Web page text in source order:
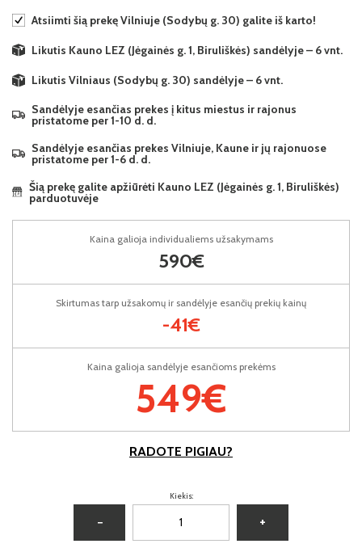
Atsiimti šią prekę Vilniuje (Sodybų g. 30) galite iš karto!
Likutis Kauno LEZ (Jėgainės g. 1, Biruliškės) sandėlyje – 6 vnt.
Likutis Vilniaus (Sodybų g. 30) sandėlyje – 6 vnt.
Sandėlyje esančias prekes į kitus miestus ir rajonus
pristatome per 1-10 d. d.
Sandėlyje esančias prekes Vilniuje, Kaune ir jų rajonuose
pristatome per 1-6 d. d.
Šią prekę galite apžiūrėti Kauno LEZ (Jėgainės g. 1, Biruliškės)
parduotuvėje
Kaina galioja sandėlyje esančioms prekėms
549€
Kaina galioja individualiems užsakymams
590€
Skirtumas tarp užsakomų ir sandėlyje esančių prekių kainų
-41€
RADOTE PIGIAU?
Kiekis:
− +